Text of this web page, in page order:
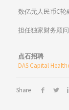
「
数亿元人民币C轮
点
担任独家财务顾问
点石招聘
DAS Capital
Share